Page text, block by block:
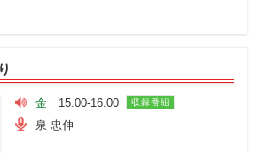
金 15:00-16:00 収録番組
泉 忠伸